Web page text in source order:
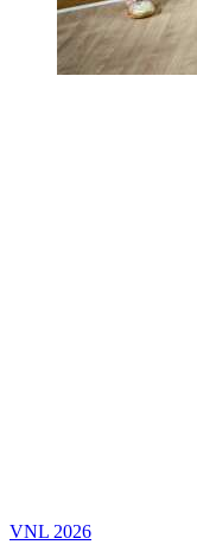
VNL 2026